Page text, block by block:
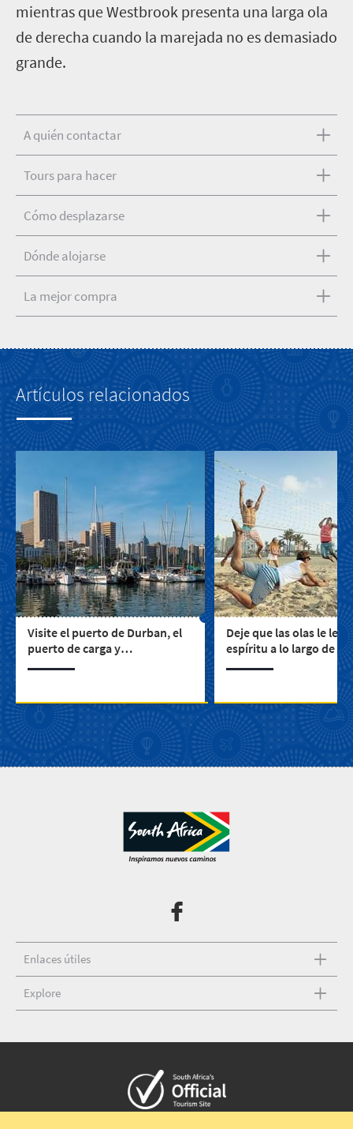
mientras que Westbrook presenta una larga ola
de derecha cuando la marejada no es demasiado
grande.
A quién contactar
Tours para hacer
Cómo desplazarse
Dónde alojarse
La mejor compra
Artículos relacionados
Visite el puerto de Durban, el
puerto de carga y
Deje que las olas le
espíritu a lo largo de la
bañada por el sol de
Enlaces útiles
Explore